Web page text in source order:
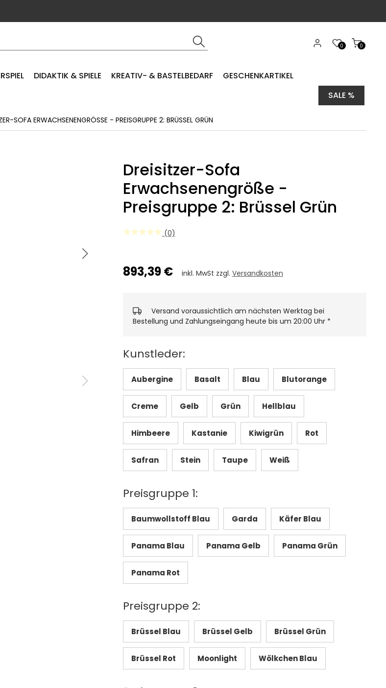
0
0
DIDAKTIK & SPIELE KREATIV- & BASTELBEDARF
GESCHENKARTIKEL
SALE %
SOFA ERWACHSENENGRÖSSE - PREISGRUPPE 2: BRÜSSEL GRÜN
Dreisitzer-Sofa
Erwachsenengröße -
Preisgruppe 2: Brüssel Grün
(0)
893,39 € inkl. MwSt zzgl. Versandkosten
Versand voraussichtlich am nächsten Werktag bei
Bestellung und Zahlungseingang heute bis um 20:00 Uhr *
Kunstleder:
Aubergine Basalt Blau Blutorange
Creme Gelb Grün Hellblau
Himbeere Kastanie Kiwigrün Rot
Safran Stein Taupe Weiß
Preisgruppe 1:
Baumwollstoff Blau Garda Käfer Blau
Panama Blau Panama Gelb Panama Grün
Panama Rot
Preisgruppe 2:
Brüssel Blau Brüssel Gelb Brüssel Grün
Brüssel Rot Moonlight Wölkchen Blau